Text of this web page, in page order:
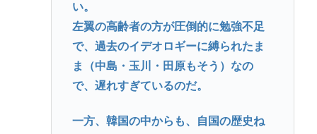
い。
左翼の高齢者の方が圧倒的に勉強不足
で、過去のイデオロギーに縛られたま
ま（中島・玉川・田原もそう）なの
で、遅れすぎているのだ。
一方、韓国の中からも、自国の歴史ね